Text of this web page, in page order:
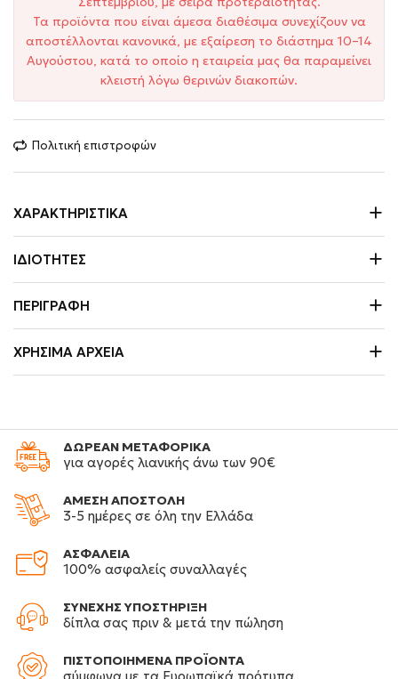
Τα προϊόντα που είναι άμεσα διαθέσιμα συνεχίζουν να
αποστέλλονται κανονικά, με εξαίρεση το διάστημα 10–14
Αυγούστου, κατά το οποίο η εταιρεία μας θα παραμείνει
κλειστή λόγω θερινών διακοπών.
Πολιτική επιστροφών
ΧΑΡΑΚΤΗΡΙΣΤΙΚΆ
ΙΔΙΌΤΗΤΕΣ
ΠΕΡΙΓΡΑΦΉ
ΧΡΉΣΙΜΑ ΑΡΧΕΊΑ
ΔΩΡΕΑΝ ΜΕΤΑΦΟΡΙΚΑ
για αγορές λιανικής άνω των 90€
ΑΜΕΣΗ ΑΠΟΣΤΟΛΗ
3-5 ημέρες σε όλη την Ελλάδα
ΑΣΦΑΛΕΙΑ
100% ασφαλείς συναλλαγές
ΣΥΝΕΧΗΣ ΥΠΟΣΤΗΡΙΞΗ
δίπλα σας πριν & μετά την πώληση
ΠΙΣΤΟΠΟΙΗΜΕΝΑ ΠΡΟΪΟΝΤΑ